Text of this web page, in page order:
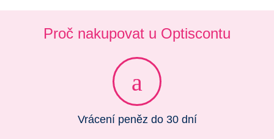
Proč nakupovat u Optiscontu
Vrácení peněz do 30 dní